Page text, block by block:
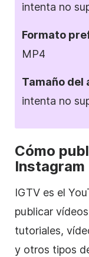
intenta no
Formato
MP4
Tamaño del
intenta no
Cómo
Instagram
IGTV es el
publicar
tutoriales,
y otros tipos